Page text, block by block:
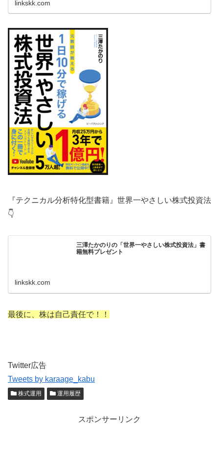
linkskk.com
『テクニカル分析特化型書籍』世界一やさしい株式投資法
👇
三澤たかのりの「世界一やさしい株式投資法」書
籍無料プレゼント
linkskk.com
最後に、株は自己責任で！！
Twitter広告
Tweets by karaage_kabu
株式運用 運用履歴
スポンサーリンク